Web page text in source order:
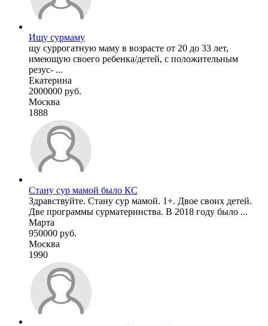
Ищу сурмаму
щу суррогатную маму в возрасте от 20 до 33 лет,
имеющую своего ребенка/детей, с положительным
резус- ...
Екатерина
2000000 руб.
Москва
1888
Стану сур мамой было КС
Здравствуйте. Стану сур мамой. 1+. Двое своих детей.
Две программы сурматеринства. В 2018 году было ...
Марта
950000 руб.
Москва
1990